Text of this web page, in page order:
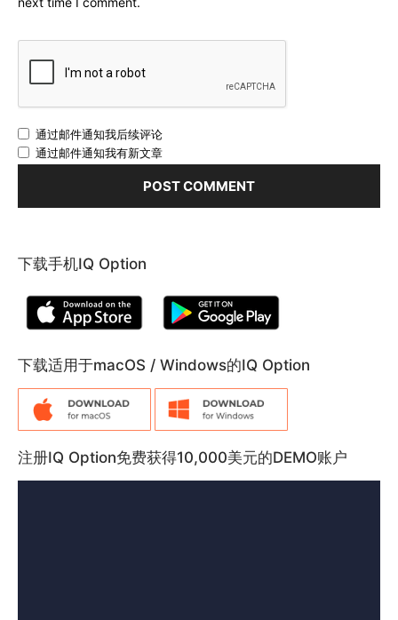
通过邮件通知我后续评论
通过邮件通知我有新文章
下载手机IQ Option
下载适用于macOS / Windows的IQ Option
注册IQ Option免费获得10,000美元的DEMO账户